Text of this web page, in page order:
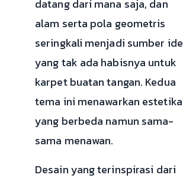
datang dari mana saja, dan
alam serta pola geometris
seringkali menjadi sumber ide
yang tak ada habisnya untuk
karpet buatan tangan. Kedua
tema ini menawarkan estetika
yang berbeda namun sama-
sama menawan.
Desain yang terinspirasi dari